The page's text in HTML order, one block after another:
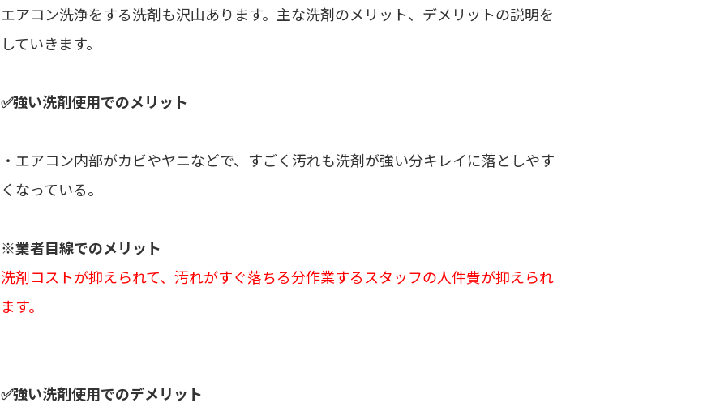
エアコン洗浄をする洗剤も沢山あります。主な洗剤のメリット、デメリットの説明を
していきます。
✅強い洗剤使用でのメリット
・エアコン内部がカビやヤニなどで、すごく汚れも洗剤が強い分キレイに落としやす
くなっている。
※業者目線でのメリット
洗剤コストが抑えられて、汚れがすぐ落ちる分作業するスタッフの人件費が抑えられ
ます。
✅強い洗剤使用でのデメリット